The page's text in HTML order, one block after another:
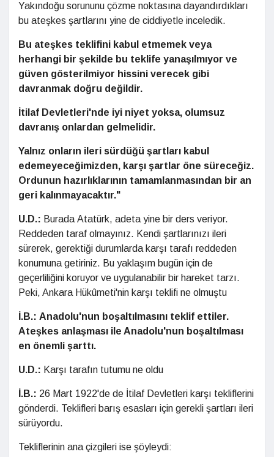
Yakındoğu sorununu çözme noktasına dayandırdıkları
bu ateşkes şartlarını yine de ciddiyetle inceledik.
Bu ateşkes teklifini kabul etmemek veya
herhangi bir şekilde bu teklife yanaşılmıyor ve
güven gösterilmiyor hissini verecek gibi
davranmak doğru değildir.
İtilaf Devletleri'nde iyi niyet yoksa, olumsuz
davranış onlardan gelmelidir.
Yalnız onların ileri sürdüğü şartları kabul
edemeyeceğimizden, karşı şartlar öne süreceğiz.
Ordunun hazırlıklarının tamamlanmasından bir an
geri kalınmayacaktır."
U.D.: Burada Atatürk, adeta yine bir ders veriyor.
Reddeden taraf olmayınız. Kendi şartlarınızı ileri
sürerek, gerektiği durumlarda karşı tarafı reddeden
konumuna getiriniz. Bu yaklaşım bugün için de
geçerliliğini koruyor ve uygulanabilir bir hareket tarzı.
Peki, Ankara Hükûmeti'nin karşı teklifi ne olmuştu
İ.B.: Anadolu'nun boşaltılmasını teklif ettiler.
Ateşkes anlaşması ile Anadolu'nun boşaltılması
en önemli şarttı.
U.D.: Karşı tarafın tutumu ne oldu
İ.B.: 26 Mart 1922'de de İtilaf Devletleri karşı tekliflerini
gönderdi. Teklifleri barış esasları için gerekli şartları ileri
sürüyordu.
Tekliflerinin ana çizgileri ise şöyleydi: